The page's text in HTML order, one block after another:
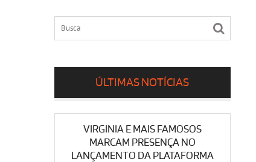
ÚLTIMAS NOTÍCIAS
VIRGINIA E MAIS FAMOSOS
MARCAM PRESENÇA NO
LANÇAMENTO DA PLATAFORMA